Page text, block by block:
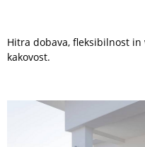
Hitra dobava, fleksibilnost in
kakovost.